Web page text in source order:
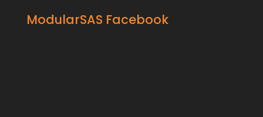
ModularSAS Facebook